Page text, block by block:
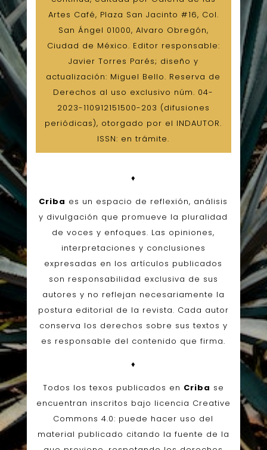
Artes Café, Plaza San Jacinto #16, Col.
San Ángel 01000, Alvaro Obregón,
Ciudad de México. Editor responsable:
Javier Torres Parés; diseño y
actualización: Miguel Bello. Reserva de
Derechos al uso exclusivo núm. 04-
2023-110912151500-203 (difusiones
periódicas), otorgado por el INDAUTOR.
ISSN: en trámite.
♦
Criba es un espacio de reflexión, análisis
y divulgación que promueve la pluralidad
de voces y enfoques. Las opiniones,
interpretaciones y conclusiones
expresadas en los artículos publicados
son responsabilidad exclusiva de sus
autores y no reflejan necesariamente la
postura editorial de la revista. Cada autor
conserva los derechos sobre sus textos y
es responsable del contenido que firma.
♦
Todos los texos publicados en Criba se
encuentran inscritos bajo licencia Creative
Commons 4.0: puede hacer uso del
material publicado citando la fuente de la